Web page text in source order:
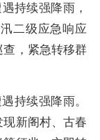
持续强降雨，
二级应急响应
查，紧急转移群
持续强降雨。
新阁村、古春